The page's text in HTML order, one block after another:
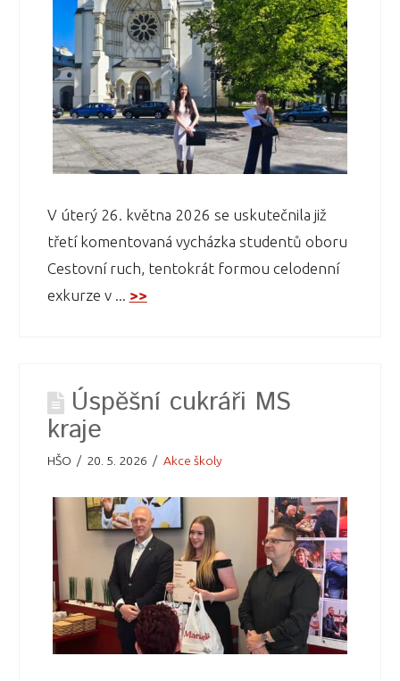
V úterý 26. května 2026 se uskutečnila již
třetí komentovaná vycházka studentů oboru
Cestovní ruch, tentokrát formou celodenní
exkurze v ... >>
Úspěšní cukráři MS
kraje
HŠO 20. 5. 2026 Akce školy